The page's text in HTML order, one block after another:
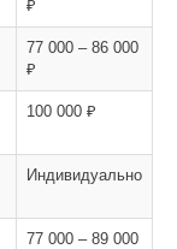
₽
77 000 – 86 000
₽
100 000 ₽
Индивидуально
77 000 – 89 000